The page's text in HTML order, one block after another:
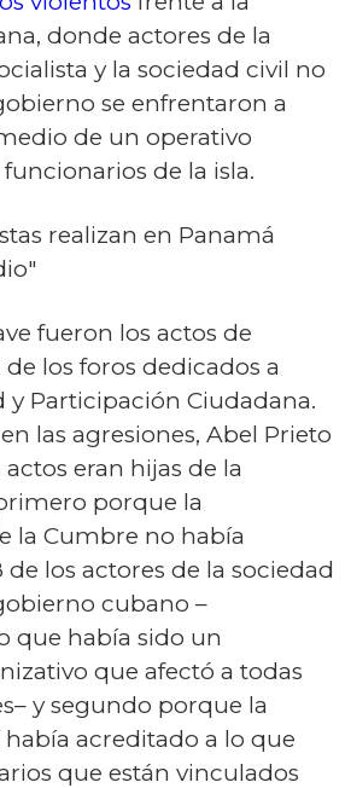
donde actores de la
y la sociedad civil no
se enfrentaron a
de un operativo
de la isla.
fueron los actos de
los foros dedicados a
y Participación Ciudadana.
las agresiones, Abel Prieto
eran hijas de la
porque la
la Cumbre no había
los actores de la sociedad
cubano –
que había sido un
que afectó a todas
y segundo porque la
acreditado a lo que
que están vinculados